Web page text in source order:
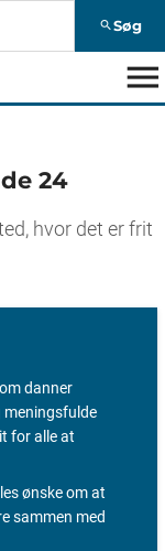
search Søg
menu
24
hvor det er frit
danner
for alle at
ønske om at
sammen med